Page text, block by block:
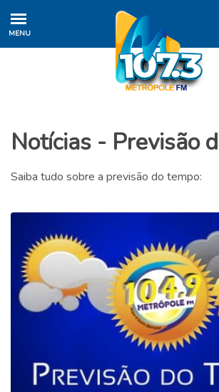
MENU
Notícias - Previsão
Saiba tudo sobre a previsão do tempo: